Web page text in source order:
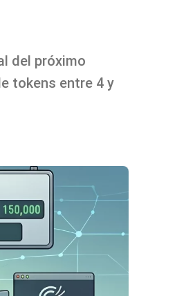
del próximo
tokens entre 4 y